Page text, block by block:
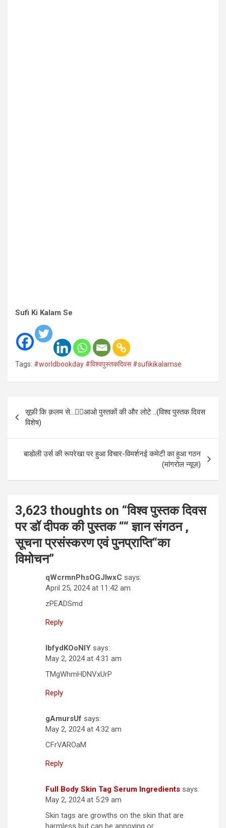
Sufi Ki Kalam Se
Tags: #worldbookday #विश्वपुस्तकदिवस #sufikikalamse
navigation
सूफ़ी कि क़लम से…✍🏻आओ पुस्तकों की और लोटे ..(विश्व पुस्तक दिवस
विशेष)
बाडोली उर्स की रूपरेखा पर हुआ विचार-विमर्शनई कमेटी का हुआ गठन
(मांगरोल न्यूज़)
3,623 thoughts on “विश्व पुस्तक दिवस
पर डॉ दीपक की पुस्तक ““ ज्ञान संगठन ,
सूचना प्रसंस्करण एवं पुनप्राप्ति“का
विमोचन”
qWcrmnPhsOGJlwxC says:
April 25, 2024 at 11:42 am
zPEADSmd
Reply
lbfydKOoNIY says:
May 2, 2024 at 4:31 am
TMgWhmHDNVxUrP
Reply
gAmursUf says:
May 2, 2024 at 4:32 am
CFrVAROaM
Reply
Full Body Skin Tag Serum Ingredients says:
May 2, 2024 at 5:29 am
Skin tags are growths on the skin that are
harmless but can be annoying or